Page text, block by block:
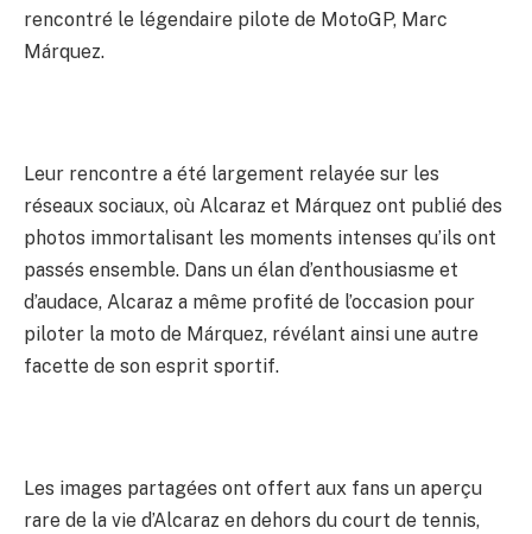
rencontré le légendaire pilote de MotoGP, Marc
Márquez.
Leur rencontre a été largement relayée sur les
réseaux sociaux, où Alcaraz et Márquez ont publié des
photos immortalisant les moments intenses qu’ils ont
passés ensemble. Dans un élan d’enthousiasme et
d’audace, Alcaraz a même profité de l’occasion pour
piloter la moto de Márquez, révélant ainsi une autre
facette de son esprit sportif.
Les images partagées ont offert aux fans un aperçu
rare de la vie d’Alcaraz en dehors du court de tennis,